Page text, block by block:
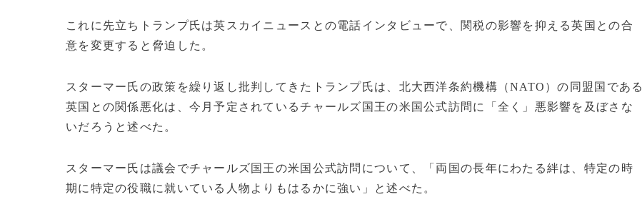
これに先立ちトランプ氏は英スカイニュースとの電話インタビューで、関税の影響を抑える英国との合
意を変更すると脅迫した。
スターマー氏の政策を繰り返し批判してきたトランプ氏は、北大西洋条約機構（NATO）の同盟国である
英国との関係悪化は、今月予定されているチャールズ国王の米国公式訪問に「全く」悪影響を及ぼさな
いだろうと述べた。
スターマー氏は議会でチャールズ国王の米国公式訪問について、「両国の長年にわたる絆は、特定の時
期に特定の役職に就いている人物よりもはるかに強い」と述べた。